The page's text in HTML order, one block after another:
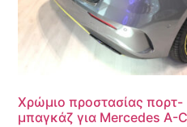
Χρώμιο προστασίας πορτ-
μπαγκάζ για Mercedes A-